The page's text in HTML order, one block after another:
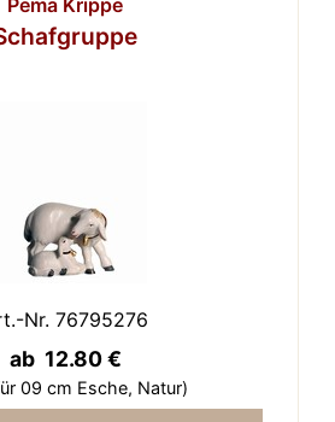
Pema Krippe
Nr. 76795276
ab 12.80 €
09 cm Esche, Natur)